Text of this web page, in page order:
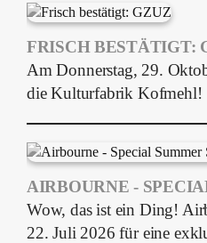
FRISCH BESTÄTIGT:
Am Donnerstag, 29.
die Kulturfabrik Kofmehl!
AIRBOURNE -
Wow, das ist ein Ding!
22. Juli 2026 für eine